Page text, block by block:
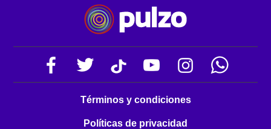
Términos y condiciones
Políticas de privacidad